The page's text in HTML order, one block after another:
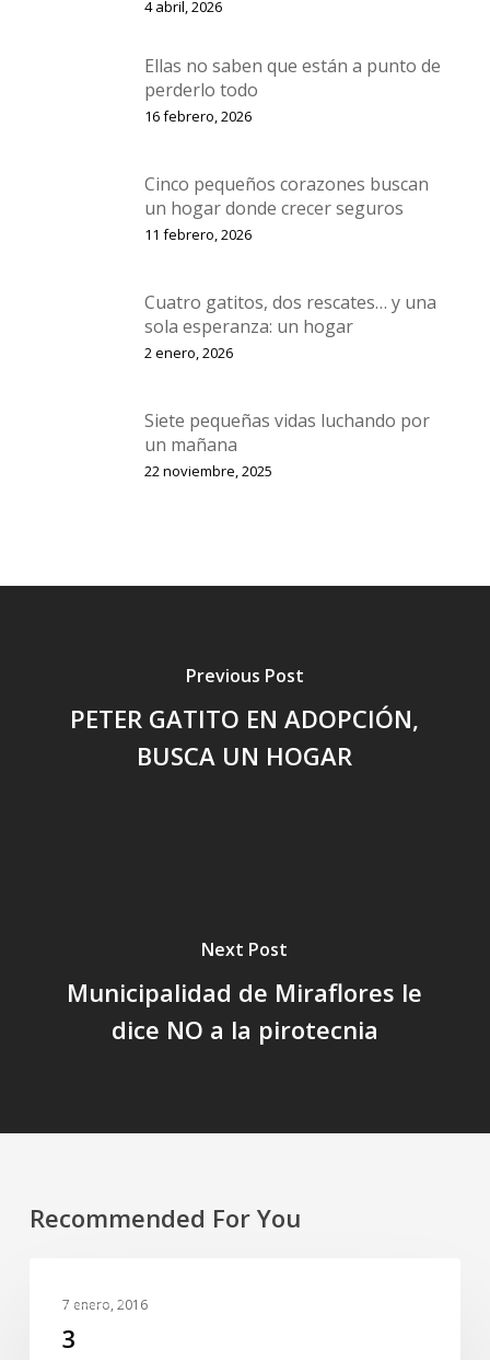
4 abril, 2026
Ellas no saben que están a punto de
perderlo todo
16 febrero, 2026
Cinco pequeños corazones buscan
un hogar donde crecer seguros
11 febrero, 2026
Cuatro gatitos, dos rescates… y una
sola esperanza: un hogar
2 enero, 2026
Siete pequeñas vidas luchando por
un mañana
22 noviembre, 2025
Previous Post
PETER GATITO EN ADOPCIÓN,
BUSCA UN HOGAR
Next Post
Municipalidad de Miraflores le
dice NO a la pirotecnia
Recommended For You
7 enero, 2016
3